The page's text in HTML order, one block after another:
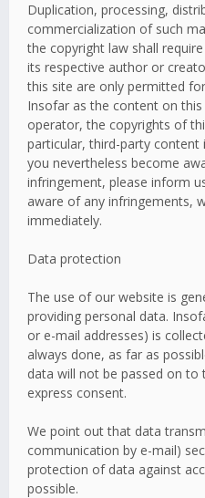
Duplication, processing,
commercialization of such
the copyright law shall
its respective author or
this site are only permitted
Insofar as the content on
operator, the copyrights of
particular, third-party content
you nevertheless become
infringement, please inform
aware of any infringements,
immediately.
Data protection
The use of our website is
providing personal data.
or e-mail addresses) is
always done, as far as
data will not be passed on
express consent.
We point out that data
communication by e-mail)
protection of data against
possible.